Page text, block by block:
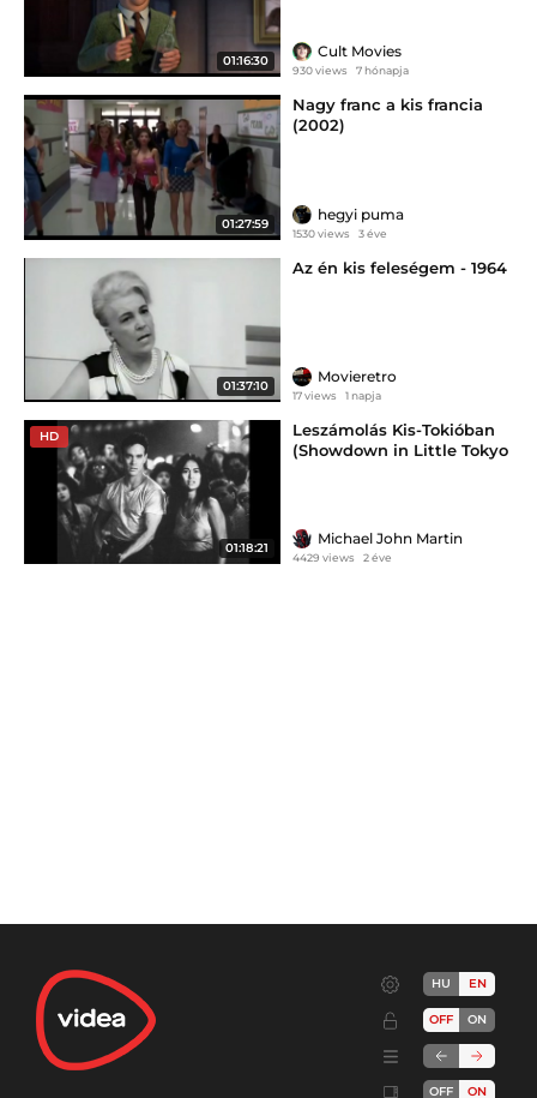
01:16:30
Cult Movies
930 views 7 hónapja
01:27:59
Nagy franc a kis francia
(2002)
hegyi puma
1530 views 3 éve
01:37:10
Az én kis feleségem - 1964
Movieretro
17 views 1 napja
HD
01:18:21
Leszámolás Kis-Tokióban
(Showdown in Little Tokyo
Michael John Martin
4429 views 2 éve
HU EN
OFF ON
OFF ON